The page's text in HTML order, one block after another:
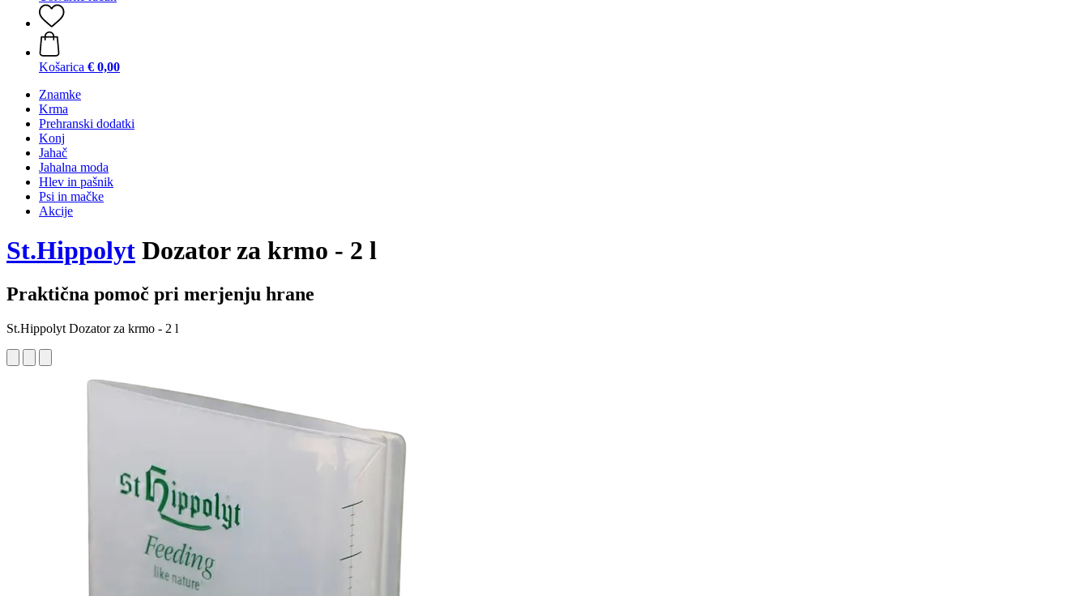
Košarica € 0,00
Znamke
Krma
Prehranski dodatki
Konj
Jahač
Jahalna moda
Hlev in pašnik
Psi in mačke
Akcije
St.Hippolyt Dozator za krmo - 2 l
Praktična pomoč pri merjenju hrane
St.Hippolyt Dozator za krmo - 2 l